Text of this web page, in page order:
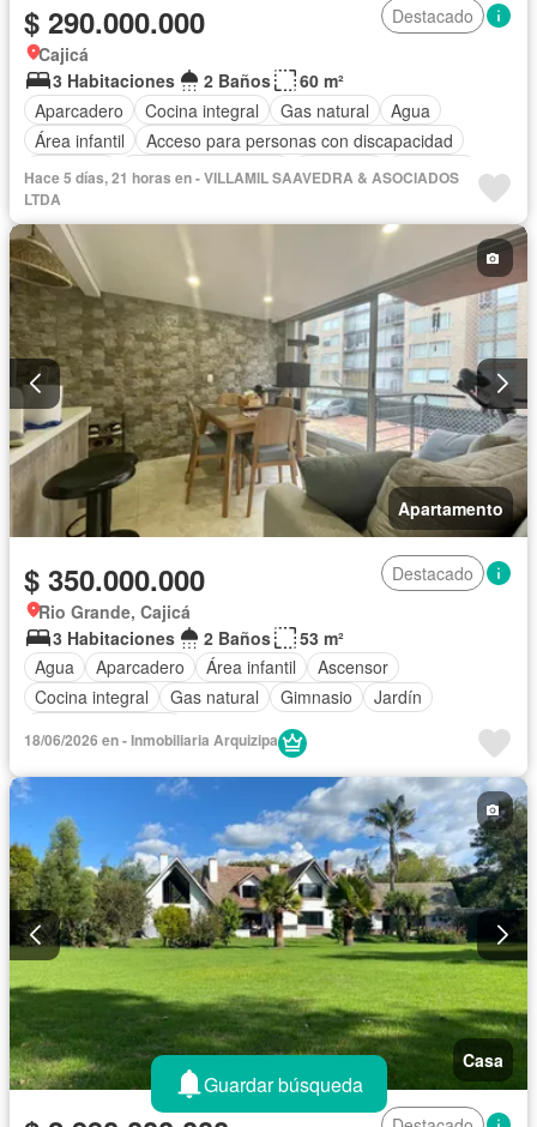
$ 290.000.000
Destacado
Cajicá
3 Habitaciones
2 Baños
60 m²
Aparcadero
Cocina integral Gas natural
Agua
Área infantil
Acceso para personas con discapacidad
Barbecue
Caseta de vigilancia Gimnasio
Ascensor
Sauna
Hace 5 días, 21 horas en - VILLAMIL SAAVEDRA & ASOCIADOS
LTDA
Apartamento
$ 350.000.000
Destacado
Rio Grande, Cajicá
3 Habitaciones
2 Baños
53 m²
Agua
Aparcadero Área infantil
Ascensor
Cocina integral
Gas natural Gimnasio
Jardín
18/06/2026 en - Inmobiliaria Arquizipa
Casa
Guardar búsqueda